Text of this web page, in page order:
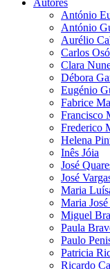
Autores
António
António
Aurélio
Carlos
Clara
Débora
Eugénio
Fabrice
Francisco
Frederico
Helena
Inês Jóia
José
José
Maria
Maria
Miguel
Paula
Paulo
Patricia
Ricardo